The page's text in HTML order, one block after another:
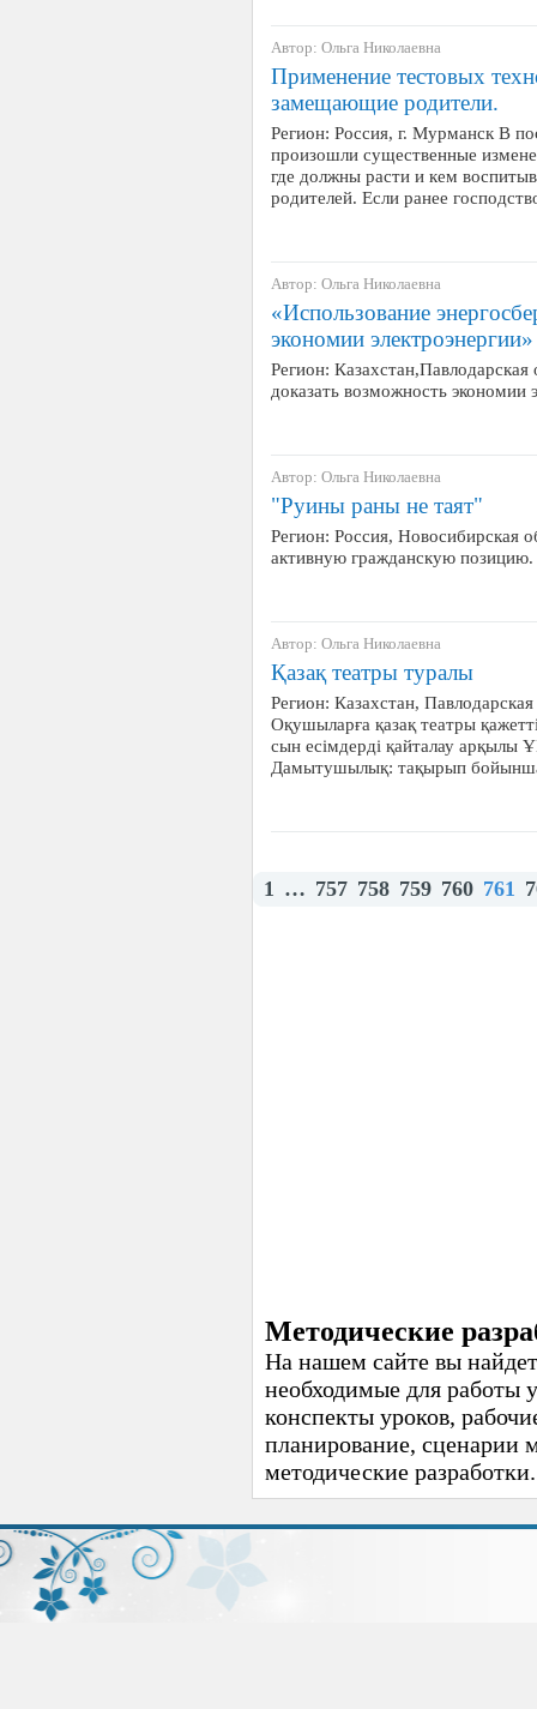
Автор: Ольга Николаевна
Применение тестовых
замещающие родители.
Регион: Россия, г. Мурманск В
произошли существенные
где должны расти и кем
родителей. Если ранее
Автор: Ольга Николаевна
«Использование
экономии электроэнергии»
Регион:
доказать возможность экономии
Автор: Ольга Николаевна
"Руины раны не таят"
Регион: Россия, Новосибирская
активную гражданскую
Автор: Ольга Николаевна
Қазақ театры туралы
Регион: Казахстан,
Оқушыларға қазақ театры
сын есімдерді қайталау арқылы
Дамытушылық: тақырып
1 … 757 758 759 760 761
Методические
На нашем сайте вы
необходимые для работы
конспекты уроков,
планирование, сценарии
методические разработки.